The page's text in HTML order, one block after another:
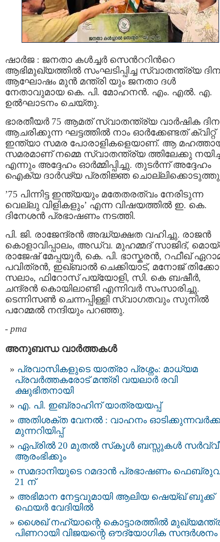
ഷാർജ : ജനതാ കൾച്ചർ സെന്‍ററിന്‍റെ
ആഭിമുഖ്യത്തിൽ സംഘടിപ്പിച്ച സ്വാതന്ത്ര്യ ദിന
ആഘോഷം മുൻ മന്ത്രി യും ജനതാ ദൾ
നേതാവുമായ കെ. പി. മോഹനൻ. എം. എൽ. എ.
ഉല്‍ഘാടനം ചെയ്തു.
ഭാരതീയർ 75 ആമത് സ്വാതന്ത്ര്യ വാർഷിക
ആചരിക്കുന്ന ഘട്ടത്തിൽ നാം ഓർക്കേണ്ടത് ക്വിറ്റ്
ഇന്ത്യാ സമര പോരാളികളെയാണ്. ആ
സമരമാണ് നമ്മെ സ്വാതന്ത്ര്യ ത്തിലേക്കു
എന്നും അദ്ദേഹം ഓർമ്മിപ്പിച്ചു. തുടർന്ന് അദ്ദേഹം
ഐക്യ ദാർഢ്യ പ്രതിജ്ഞ
’75 പിന്നിട്ട ഇന്ത്യയും മതേതരത്വം നേരിടുന്ന
വെല്ലു വിളികളും’ എന്ന വിഷയത്തിൽ ഇ. കെ.
ദിനേശൻ പ്രഭാഷണം നടത്തി.
പി. ജി. രാജേന്ദ്രൻ അദ്ധ്യക്ഷത വഹിച്ചു. രാജൻ
കൊളാവിപ്പാലം, അഡ്വ. മുഹമ്മദ്‌ സാജിദ്,
രാജേഷ് മേപ്പയൂർ, കെ. പി. ഭാസ്കരൻ, റഫീഖ്
പവിത്രൻ, ഇഖ്ബാൽ ചെക്കിയാട്, മനോജ്‌
സലാം, ഫിറോസ് പയ്യോളി, സി. കെ ബഷീർ,
ചന്ദ്രൻ കൊയിലാണ്ടി എന്നിവര്‍ സംസാരിച്ചു.
ടെന്നിസൺ ചെന്നപ്പിള്ളി സ്വാഗതവും സുനിൽ
പറേമ്മൽ നന്ദിയും പറഞ്ഞു.
- pma
അനുബന്ധ വാര്‍ത്തകള്‍
പ്രവാസികളുടെ യാത്രാ പ്രശ്നം: മാധ്യമ
പ്രവര്‍ത്തകരോട് മന്ത്രി വയലാര്‍ രവി
ക്ഷുഭിതനായി
എ. പി. ഇബ്രാഹിന് യാത്രയയപ്പ്
അതിശക്ത വേനൽ : വാഹനം
മുന്നറിയിപ്പ്
ഏപ്രിൽ 20 മുതൽ സ്‌കൂൾ ബസ്സുകൾ
ആരംഭിക്കും
സമദാനിയുടെ റമദാൻ പ്രഭാഷണം
21 ന്
അഭിമാന നേട്ടവുമായി ആലിയ ഷെയ്ഖ് ബുക്ക്
ഫെയർ വേദിയിൽ
ശൈഖ് നഹ്യാന്റെ കൊട്ടാരത്തിൽ
പിണറായി വിജയന്റെ ഔദ്യോഗിക സന്ദർശനം